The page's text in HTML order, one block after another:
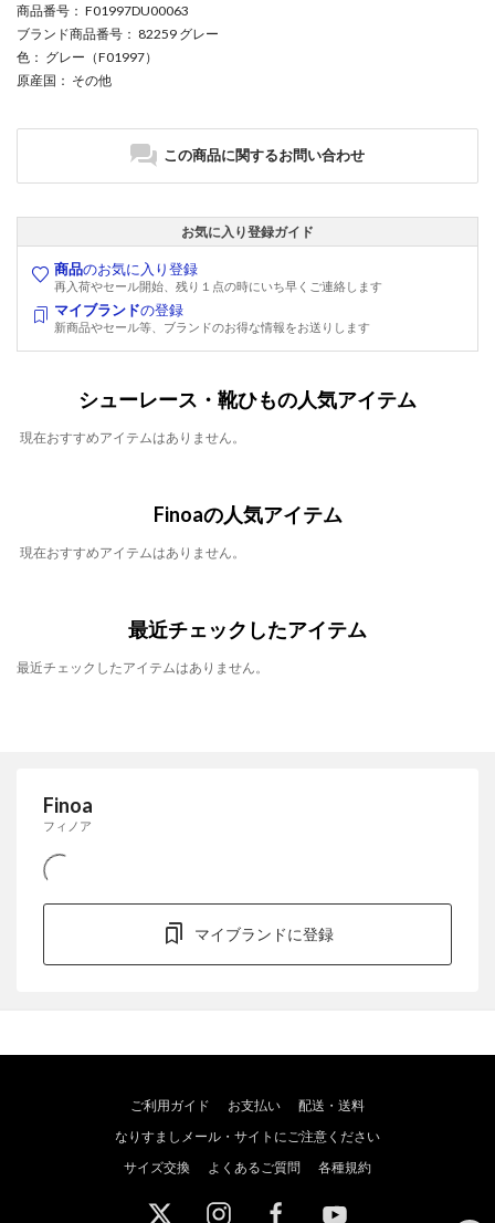
商品番号 ： F01997DU00063
ブランド商品番号 ： 82259 グレー
色 ： グレー（F01997）
原産国 ： その他
この商品に関するお問い合わせ
お気に入り登録ガイド
商品のお気に入り登録
再入荷やセール開始、残り１点の時にいち早くご連絡します
マイブランドの登録
新商品やセール等、ブランドのお得な情報をお送りします
シューレース・靴ひもの人気アイテム
現在おすすめアイテムはありません。
Finoaの人気アイテム
現在おすすめアイテムはありません。
最近チェックしたアイテム
最近チェックしたアイテムはありません。
Finoa
フィノア
マイブランドに登録
ご利用ガイド お支払い
配送・送料
なりすましメール・サイトにご注意ください
サイズ交換
よくあるご質問 各種規約